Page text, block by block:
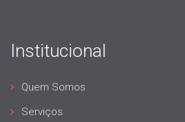
Institucional
Quem Somos
Serviços